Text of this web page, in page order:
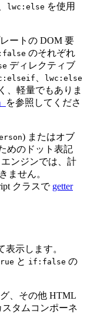
lwc:else を使用
ートの DOM 要
のそれぞれ
ディレクティブ
lwc:else
、軽量でもありま
を参照してくださ
) またはオブ
めのドット表記
ンジンでは、計
ません。
クラスで getter
示します。
と if:false の
、その他 HTML
タムコンポーネ